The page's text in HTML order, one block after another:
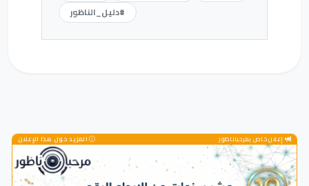
#دليل_الناظور
إعلان خاص بمرحباناظور المزيد حول هذا الإعلان